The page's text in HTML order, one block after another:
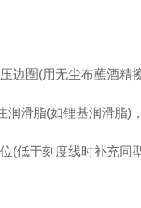
圈(用无尘布蘸酒精
滑脂(如锂基润滑脂)
于刻度线时补充同